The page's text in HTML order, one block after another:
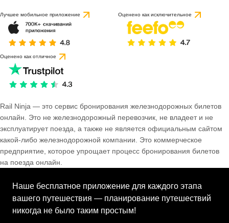
Лучшее мобильное приложение Оценено как исключительное
Оценено как отличное
Rail Ninja — это сервис бронирования железнодорожных билетов
онлайн. Это не железнодорожный перевозчик, не владеет и не
эксплуатирует поезда, а также не является официальным сайтом
какой-либо железнодорожной компании. Это коммерческое
предприятие, которое упрощает процесс бронирования билетов
на поезда онлайн.
Наше бесплатное приложение для каждого этапа
вашего путешествия — планирование путешествий
никогда не было таким простым!